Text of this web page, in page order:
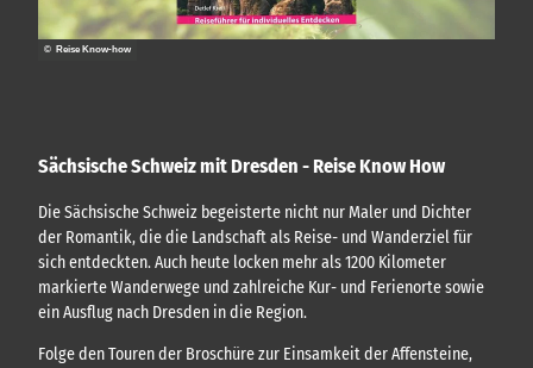
Sächsische Schweiz mit Dresden - Reise Know How
Die Sächsische Schweiz begeisterte nicht nur Maler und Dichter
der Romantik, die die Landschaft als Reise- und Wanderziel für
sich entdeckten. Auch heute locken mehr als 1200 Kilometer
markierte Wanderwege und zahlreiche Kur- und Ferienorte sowie
ein Ausflug nach Dresden in die Region.
Folge den Touren der Broschüre zur Einsamkeit der Affensteine,
© Reise Know-how